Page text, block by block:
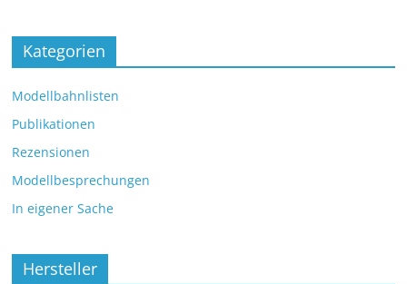
Kategorien
Modellbahnlisten
Publikationen
Rezensionen
Modellbesprechungen
In eigener Sache
Hersteller